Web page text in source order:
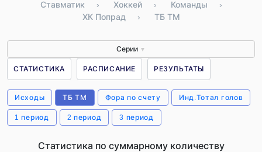
Ставматик › Хоккей › Команды
›
ХК Попрад
› ТБ ТМ
Серии ▼
СТАТИСТИКА РАСПИСАНИЕ РЕЗУЛЬТАТЫ
Исходы ТБ ТМ Фора по счету Инд.Тотал голов
1 период 2 период 3 период
Статистика по суммарному количеству